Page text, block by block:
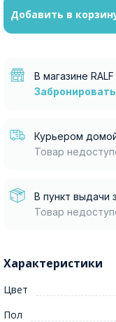
Добавить в
В магазине RALF
Курьером
Товар
В пункт выдачи
Товар
Характеристики
Цвет
Пол